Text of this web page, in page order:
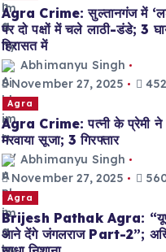
Agra Crime: सुल्तानगंज में
पर दो पक्षों में चले लाठी-डंडे; 3
हिरासत में
Abhimanyu Singh
November 27, 2025
Agra
Agra Crime: पत्नी के प्रेमी ने
मरवाया सूजा; 3 गिरफ्तार
Abhimanyu Singh
November 27, 2025
Agra
Brijesh Pathak Agra:
आने देंगे जंगलराज Part-2”;